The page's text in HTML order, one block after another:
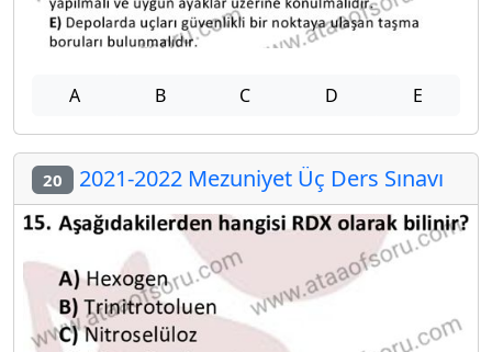
A B C D E
20 2021-2022 Mezuniyet Üç Ders Sınavı